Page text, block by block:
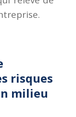
risques
milieu